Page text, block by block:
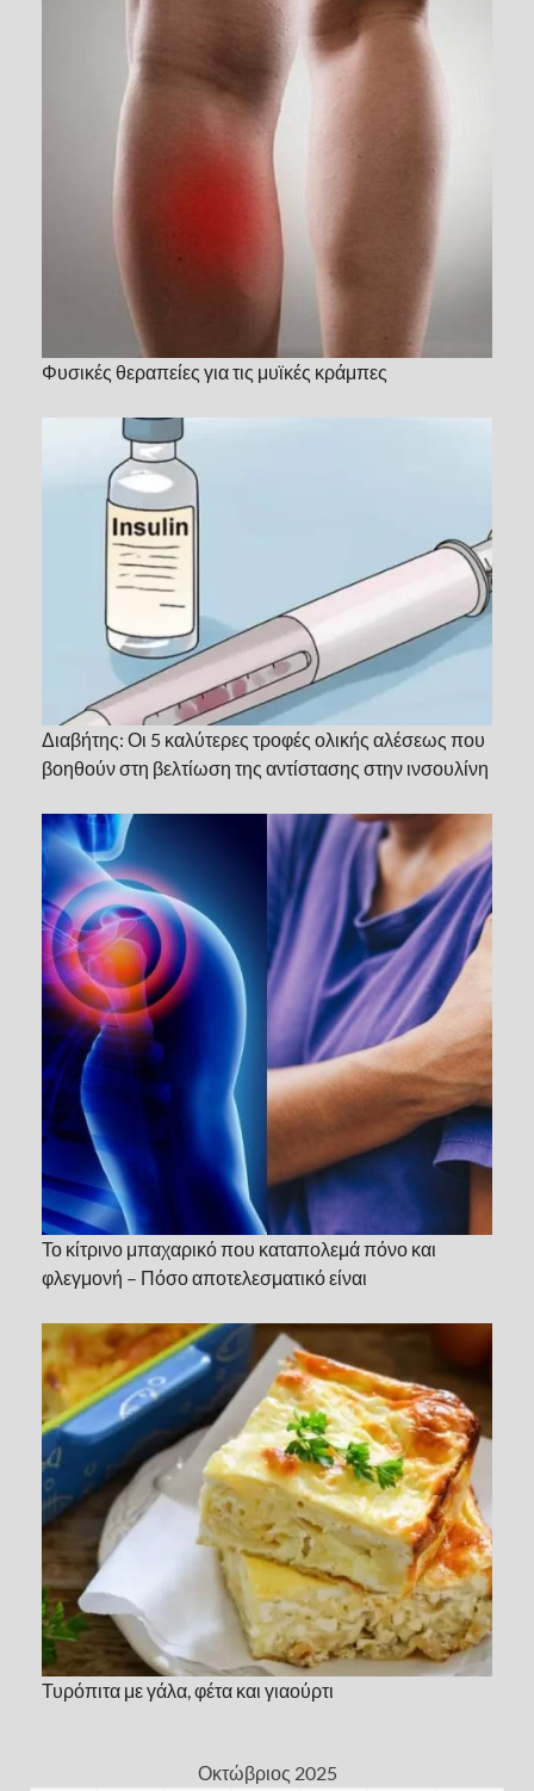
Φυσικές θεραπείες για τις μυϊκές κράμπες
Διαβήτης: Οι 5 καλύτερες τροφές ολικής αλέσεως που
βοηθούν στη βελτίωση της αντίστασης στην ινσουλίνη
Το κίτρινο μπαχαρικό που καταπολεμά πόνο και
φλεγμονή – Πόσο αποτελεσματικό είναι
Τυρόπιτα με γάλα, φέτα και γιαούρτι
Οκτώβριος 2025